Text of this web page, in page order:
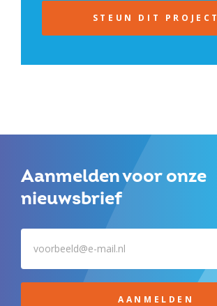
STEUN DIT PROJECT
Aanmelden voor onze
nieuwsbrief
AANMELDEN